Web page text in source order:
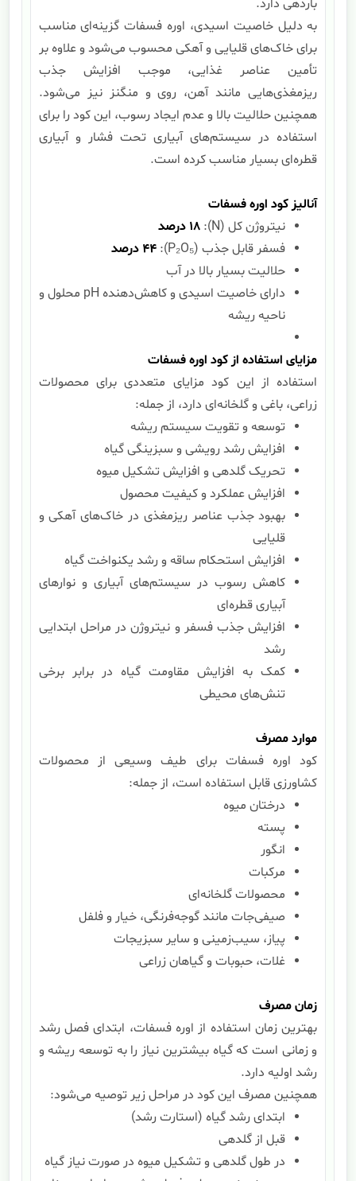
باردهی دارد.
به دلیل خاصیت اسیدی، اوره فسفات گزینه‌ای مناسب
برای خاک‌های قلیایی و آهکی محسوب می‌شود و علاوه بر
تأمین عناصر غذایی، موجب افزایش جذب
ریزمغذی‌هایی مانند آهن، روی و منگنز نیز می‌شود.
همچنین حلالیت بالا و عدم ایجاد رسوب، این کود را برای
استفاده در سیستم‌های آبیاری تحت فشار و آبیاری
قطره‌ای بسیار مناسب کرده است.
آنالیز کود اوره فسفات
نیتروژن کل (N):
18 درصد
فسفر قابل جذب (P₂O₅):
44 درصد
حلالیت بسیار بالا در آب
دارای خاصیت اسیدی و کاهش‌دهنده pH محلول و
ناحیه ریشه
مزایای استفاده از کود اوره فسفات
استفاده از این کود مزایای متعددی برای محصولات
زراعی، باغی و گلخانه‌ای دارد، از جمله:
توسعه و تقویت سیستم ریشه
افزایش رشد رویشی و سبزینگی گیاه
تحریک گلدهی و افزایش تشکیل میوه
افزایش عملکرد و کیفیت محصول
بهبود جذب عناصر ریزمغذی در خاک‌های آهکی و
قلیایی
افزایش استحکام ساقه و رشد یکنواخت گیاه
کاهش رسوب در سیستم‌های آبیاری و نوارهای
آبیاری قطره‌ای
افزایش جذب فسفر و نیتروژن در مراحل ابتدایی
رشد
کمک به افزایش مقاومت گیاه در برابر برخی
تنش‌های محیطی
موارد مصرف
کود اوره فسفات برای طیف وسیعی از محصولات
کشاورزی قابل استفاده است، از جمله:
درختان میوه
پسته
انگور
مرکبات
محصولات گلخانه‌ای
صیفی‌جات مانند گوجه‌فرنگی، خیار و فلفل
پیاز، سیب‌زمینی و سایر سبزیجات
غلات، حبوبات و گیاهان زراعی
زمان مصرف
بهترین زمان استفاده از اوره فسفات، ابتدای فصل رشد
و زمانی است که گیاه بیشترین نیاز را به توسعه ریشه و
رشد اولیه دارد.
همچنین مصرف این کود در مراحل زیر توصیه می‌شود:
ابتدای رشد گیاه (استارت رشد)
قبل از گلدهی
در طول گلدهی و تشکیل میوه در صورت نیاز گیاه